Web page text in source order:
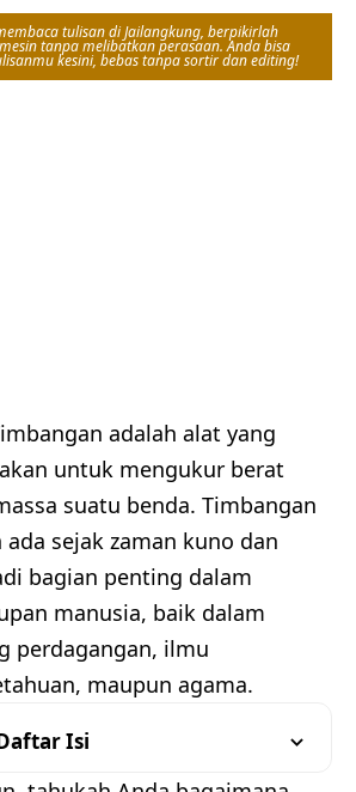
tulisan di Jailangkung, berpikirlah
tanpa melibatkan perasaan. Anda bisa
kesini, bebas tanpa sortir dan editing!
adalah alat yang
untuk mengukur berat
suatu benda. Timbangan
ada sejak zaman kuno dan
bagian penting dalam
manusia, baik dalam
perdagangan, ilmu
maupun agama.
Isi